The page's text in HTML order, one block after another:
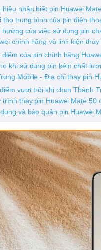
hiệu nhận biết pin Huawei
thọ trung bình của pin điện
hưởng của việc sử dụng pin
chính hãng và linh kiện
của pin chính hãng
khi sử dụng pin kém chất
Mobile - Địa chỉ thay pin
vượt trội khi chọn Thành
trình thay pin Huawei Mate 50
và bảo quản pin Huawei